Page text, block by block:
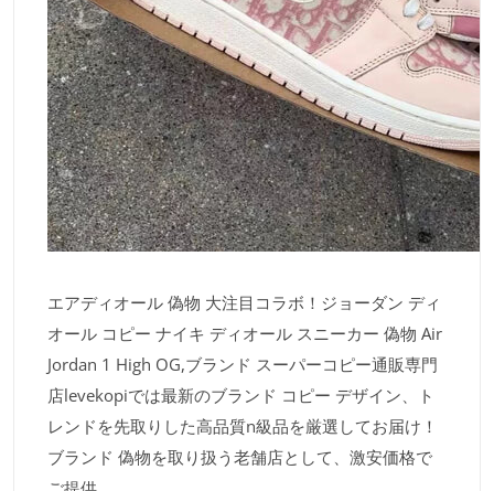
エアディオール 偽物 大注目コラボ！ジョーダン ディ
オール コピー ナイキ ディオール スニーカー 偽物 Air
Jordan 1 High OG,ブランド スーパーコピー通販専門
店levekopiでは最新のブランド コピー デザイン、ト
レンドを先取りした高品質n級品を厳選してお届け！
ブランド 偽物を取り扱う老舗店として、激安価格で